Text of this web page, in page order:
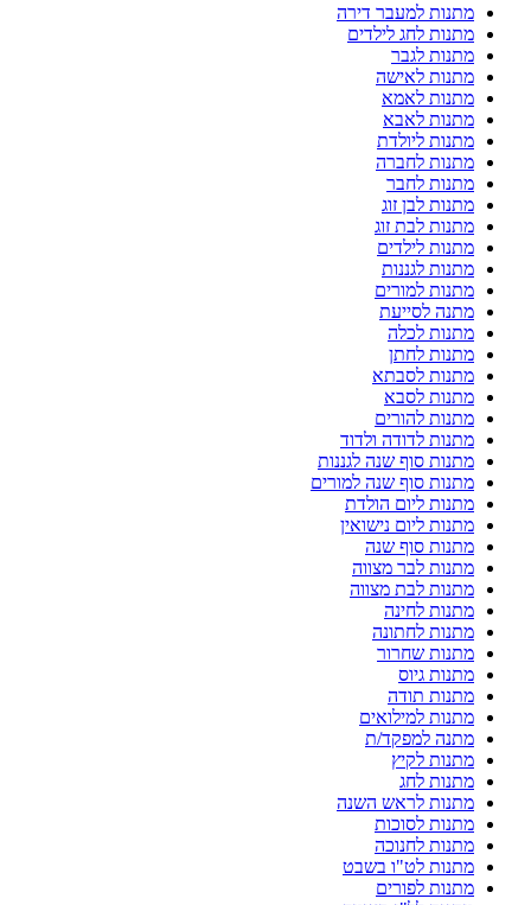
מתנות למעבר דירה
מתנות לחג לילדים
מתנות לגבר
מתנות לאישה
מתנות לאמא
מתנות לאבא
מתנות ליולדת
מתנות לחברה
מתנות לחבר
מתנות לבן זוג
מתנות לבת זוג
מתנות לילדים
מתנות לגננות
מתנות למורים
מתנה לסייעת
מתנות לכלה
מתנות לחתן
מתנות לסבתא
מתנות לסבא
מתנות להורים
מתנות לדודה ולדוד
מתנות סוף שנה לגננות
מתנות סוף שנה למורים
מתנות ליום הולדת
מתנות ליום נישואין
מתנות סוף שנה
מתנות לבר מצווה
מתנות לבת מצווה
מתנות לחינה
מתנות לחתונה
מתנות שחרור
מתנות גיוס
מתנות תודה
מתנות למילואים
מתנה למפקד/ת
מתנות לקיץ
מתנות לחג
מתנות לראש השנה
מתנות לסוכות
מתנות לחנוכה
מתנות לט"ו בשבט
מתנות לפורים